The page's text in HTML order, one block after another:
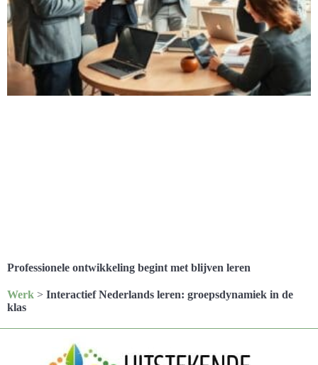
Professionele ontwikkeling begint met blijven leren
Werk > Interactief Nederlands leren: groepsdynamiek in de
klas